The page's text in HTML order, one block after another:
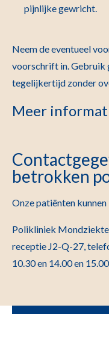
pijnlijke gewricht.
Neem de eventueel
voorschrift in. Gebruik
tegelijkertijd zonder
Meer
betrokken
Onze patiënten
Polikliniek
receptie J2-Q-27,
10.30 en 14.00 en 15.00